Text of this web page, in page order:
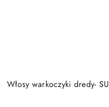
Włosy warkoczyki dredy-